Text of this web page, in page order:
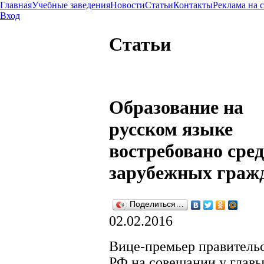
ГлавнаяУчебные заведенияНовостиСтатьиКонтактыРеклама на
Вход
Статьи
Образование на
русском языке
востребовано
зарубежных
Поделиться…
02.02.2016
Вице-премьер